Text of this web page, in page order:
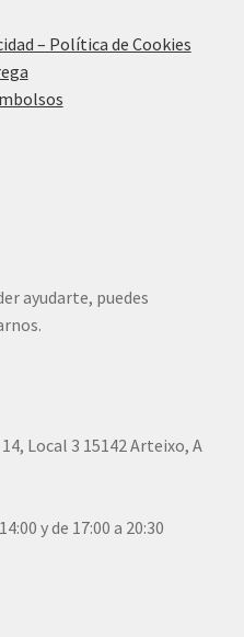
– Política de Cookies
ayudarte, puedes
Local 3 15142 Arteixo, A
y de 17:00 a 20:30